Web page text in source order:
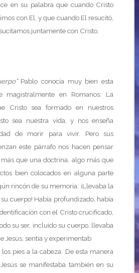
en su palabra que cuando Cristo
con El, y que cuando El resucitó,
juntamente con Cristo.
Pablo conocía muy bien esta
magistralmente en Romanos: La
Cristo sea formado en nuestros
sea nuestra vida, y nos enseña
de morir para vivir. Pero sus
este párrafo nos hacen pensar
que una doctrina, algo más que
bien colocados en alguna parte
rincón de su memoria. ¡Llevaba la
cuerpo! Había profundizado, había
con el Cristo crucificado,
su ser, incluido su cuerpo, llevaba
Jesús, sentía y experimentab
pies a la cabeza. De esta manera
se manifestaba también en su